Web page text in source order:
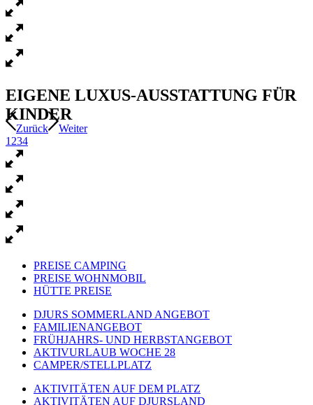
EIGENE LUXUS-AUSSTATTUNG FÜR
KINDER
Zurück
Weiter
1 234
PREISE CAMPING
PREISE WOHNMOBIL
HÜTTE PREISE
DJURS SOMMERLAND ANGEBOT
FAMILIENANGEBOT
FRÜHJAHRS- UND HERBSTANGEBOT
AKTIVURLAUB WOCHE 28
CAMPER/STELLPLATZ
AKTIVITÄTEN AUF DEM PLATZ
AKTIVITÄTEN AUF DJURSLAND